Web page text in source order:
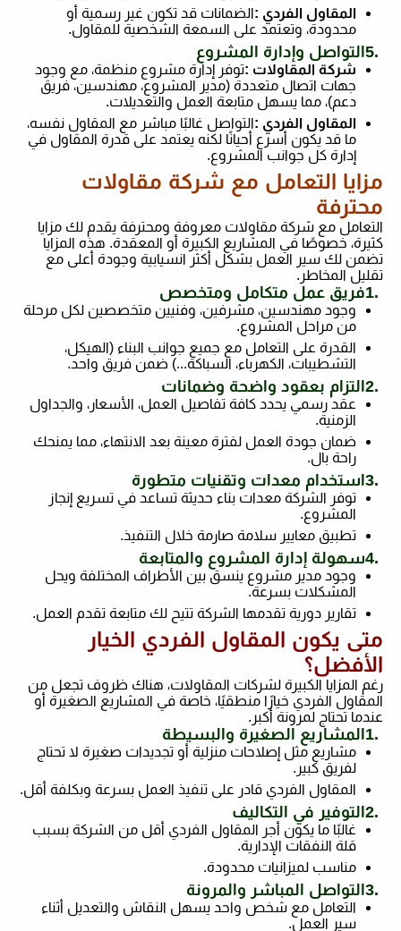
المقاول الفردي :الضمانات قد تكون غير رسمية أو
محدودة، وتعتمد على السمعة الشخصية للمقاول.
5.التواصل وإدارة المشروع
شركة المقاولات :توفر إدارة مشروع منظمة، مع وجود
جهات اتصال متعددة (مدير المشروع، مهندسين، فريق
دعم)، مما يسهل متابعة العمل والتعديلات.
المقاول الفردي :التواصل غالبًا مباشر مع المقاول نفسه،
ما قد يكون أسرع أحيانًا لكنه يعتمد على قدرة المقاول في
إدارة كل جوانب المشروع.
مزايا التعامل مع شركة مقاولات
محترفة
التعامل مع شركة مقاولات معروفة ومحترفة يقدم لك مزايا
كثيرة، خصوصًا في المشاريع الكبيرة أو المعقدة. هذه المزايا
تضمن لك سير العمل بشكل أكثر انسيابية وجودة أعلى مع
تقليل المخاطر .
1.فريق عمل متكامل ومتخصص
وجود مهندسين، مشرفين، وفنيين متخصصين لكل مرحلة
من مراحل المشروع.
القدرة على التعامل مع جميع جوانب البناء (الهيكل،
التشطيبات، الكهرباء، السباكة...) ضمن فريق واحد.
2.التزام بعقود واضحة وضمانات
عقد رسمي يحدد كافة تفاصيل العمل، الأسعار، والجداول
الزمنية.
ضمان جودة العمل لفترة معينة بعد الانتهاء، مما يمنحك
راحة بال.
3.استخدام معدات وتقنيات متطورة
توفر الشركة معدات بناء حديثة تساعد في تسريع إنجاز
المشروع.
تطبيق معايير سلامة صارمة خلال التنفيذ.
4.سهولة إدارة المشروع والمتابعة
وجود مدير مشروع ينسق بين الأطراف المختلفة ويحل
المشكلات بسرعة.
تقارير دورية تقدمها الشركة تتيح لك متابعة تقدم العمل.
متى يكون المقاول الفردي الخيار
الأفضل؟
رغم المزايا الكبيرة لشركات المقاولات، هناك ظروف تجعل من
المقاول الفردي خيارًا منطقيًا، خاصة في المشاريع الصغيرة أو
عندما تحتاج لمرونة أكبر .
1.المشاريع الصغيرة والبسيطة
مشاريع مثل إصلاحات منزلية أو تجديدات صغيرة لا تحتاج
لفريق كبير .
المقاول الفردي قادر على تنفيذ العمل بسرعة وبكلفة أقل.
2.التوفير في التكاليف
غالبًا ما يكون أجر المقاول الفردي أقل من الشركة بسبب
قلة النفقات الإدارية.
مناسب لميزانيات محدودة.
3.التواصل المباشر والمرونة
التعامل مع شخص واحد يسهل النقاش والتعديل أثناء
سير العمل.